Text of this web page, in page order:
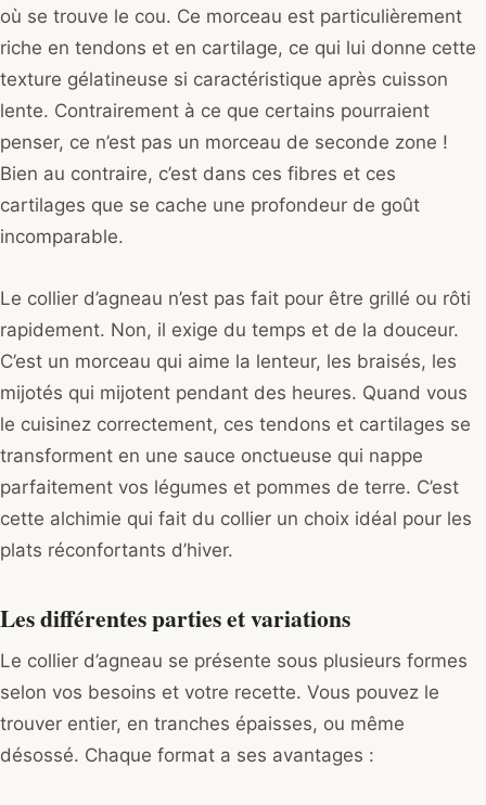
où se trouve le cou. Ce morceau est particulièrement
riche en tendons et en cartilage, ce qui lui donne cette
texture gélatineuse si caractéristique après cuisson
lente. Contrairement à ce que certains pourraient
penser, ce n’est pas un morceau de seconde zone !
Bien au contraire, c’est dans ces fibres et ces
cartilages que se cache une profondeur de goût
incomparable.
Le collier d’agneau n’est pas fait pour être grillé ou rôti
rapidement. Non, il exige du temps et de la douceur.
C’est un morceau qui aime la lenteur, les braisés, les
mijotés qui mijotent pendant des heures. Quand vous
le cuisinez correctement, ces tendons et cartilages se
transforment en une sauce onctueuse qui nappe
parfaitement vos légumes et pommes de terre. C’est
cette alchimie qui fait du collier un choix idéal pour les
plats réconfortants d’hiver.
Les différentes parties et variations
Le collier d’agneau se présente sous plusieurs formes
selon vos besoins et votre recette. Vous pouvez le
trouver entier, en tranches épaisses, ou même
désossé. Chaque format a ses avantages :